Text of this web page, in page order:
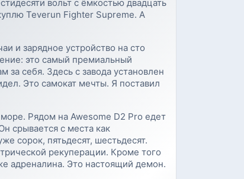
вольт с ёмкостью двадцать
Teverun Fighter Supreme. А
и зарядное устройство на сто
это самый премиальный
за себя. Здесь с завода установлен
Это самокат мечты. Я поставил
Рядом на Awesome D2 Pro едет
срывается с места как
сорок, пятьдесят, шестьдесят.
рекуперации. Кроме того
адреналина. Это настоящий демон.